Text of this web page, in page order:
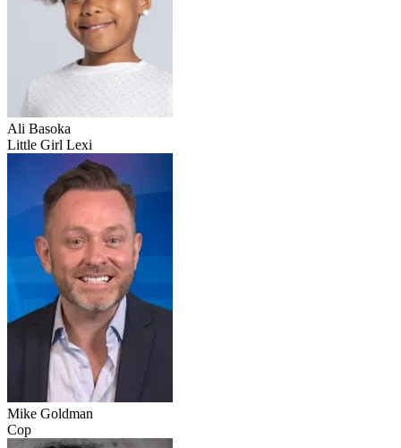
Ali Basoka
Little Girl Lexi
Mike Goldman
Cop